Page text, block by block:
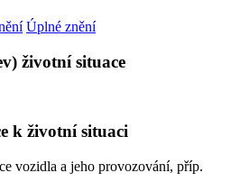
Úplné znění
životní situace
k životní situaci
vozidla a jeho provozování, příp.